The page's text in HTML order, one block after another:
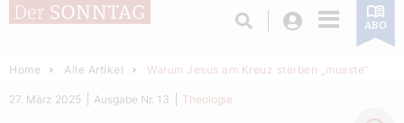
Login ABO
Home Alle Artikel Warum Jesus am Kreuz sterben „musste“
27. März 2025 Ausgabe Nr. 13 Theologie